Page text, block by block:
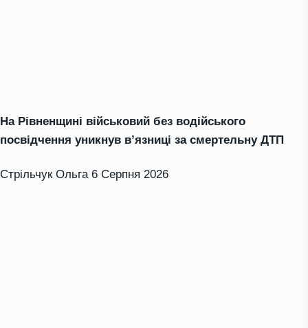
На Рівненщині військовий без водійського
посвідчення уникнув в’язниці за смертельну ДТП
Стрільчук Ольга 6 Серпня 2026